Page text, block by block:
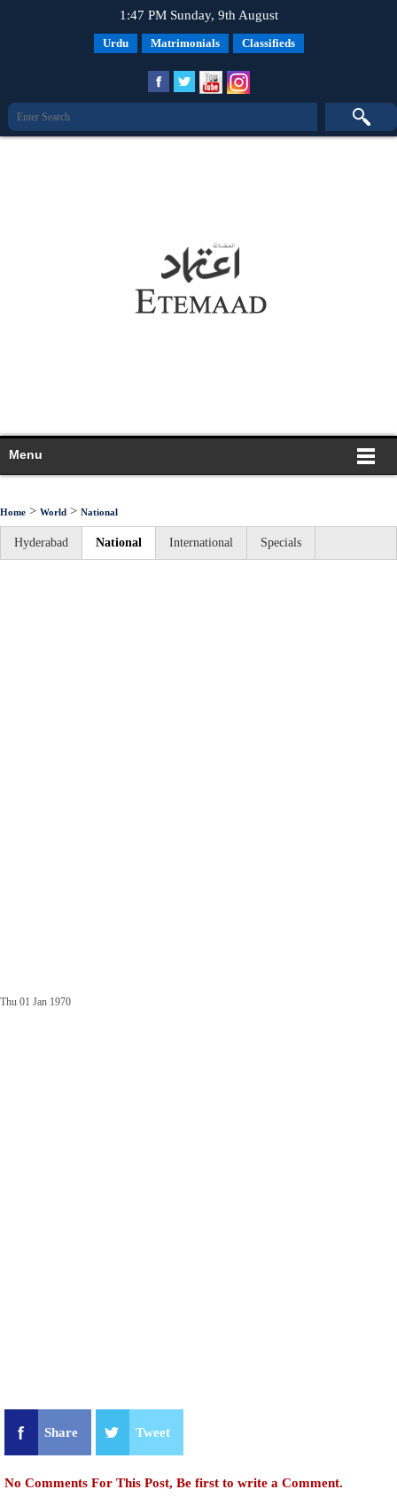
1:47 PM Sunday, 9th August
Urdu Matrimonials Classifieds
Menu
Home > World > National
Hyderabad National International Specials
Thu 01 Jan 1970
Share Tweet
No Comments For This Post, Be first to write a Comment.